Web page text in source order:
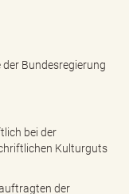
Bundesregierung
bei der
Kulturguts
der